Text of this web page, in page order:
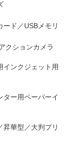
ード／USBメモリ
クションカメラ
インクジェット用
ター用ペーパーイ
昇華型／大判プリ